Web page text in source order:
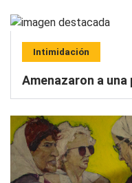
Intimidación
Amenazaron a